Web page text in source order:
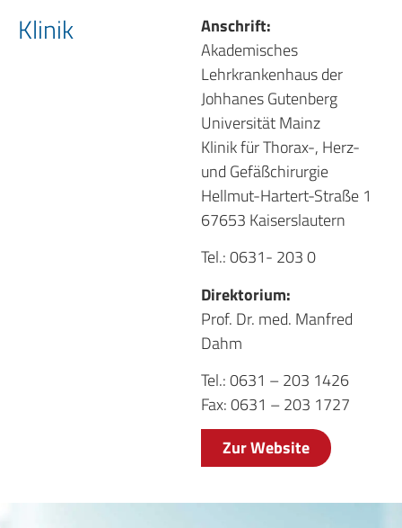
Klinik
Anschrift:
Akademisches
Lehrkrankenhaus der
Johhanes Gutenberg
Universität Mainz
Klinik für Thorax-, Herz-
und Gefäßchirurgie
Hellmut-Hartert-Straße 1
67653 Kaiserslautern
Tel.: 0631- 203 0
Direktorium:
Prof. Dr. med. Manfred
Dahm
Tel.: 0631 – 203 1426
Fax: 0631 – 203 1727
Zur Website